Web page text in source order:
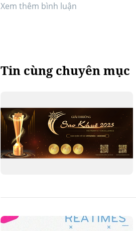
Xem thêm bình luận
Tin cùng chuyên mục